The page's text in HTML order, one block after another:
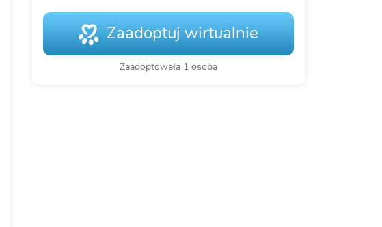
Zaadoptuj wirtualnie
Zaadoptowała 1 osoba